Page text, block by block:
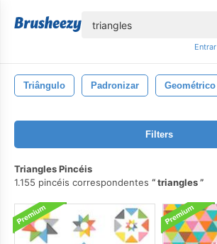
Entrar
Triângulo Padronizar Geométrico
Filters
Triangles Pincéis
1.155 pincéis correspondentes
triangles